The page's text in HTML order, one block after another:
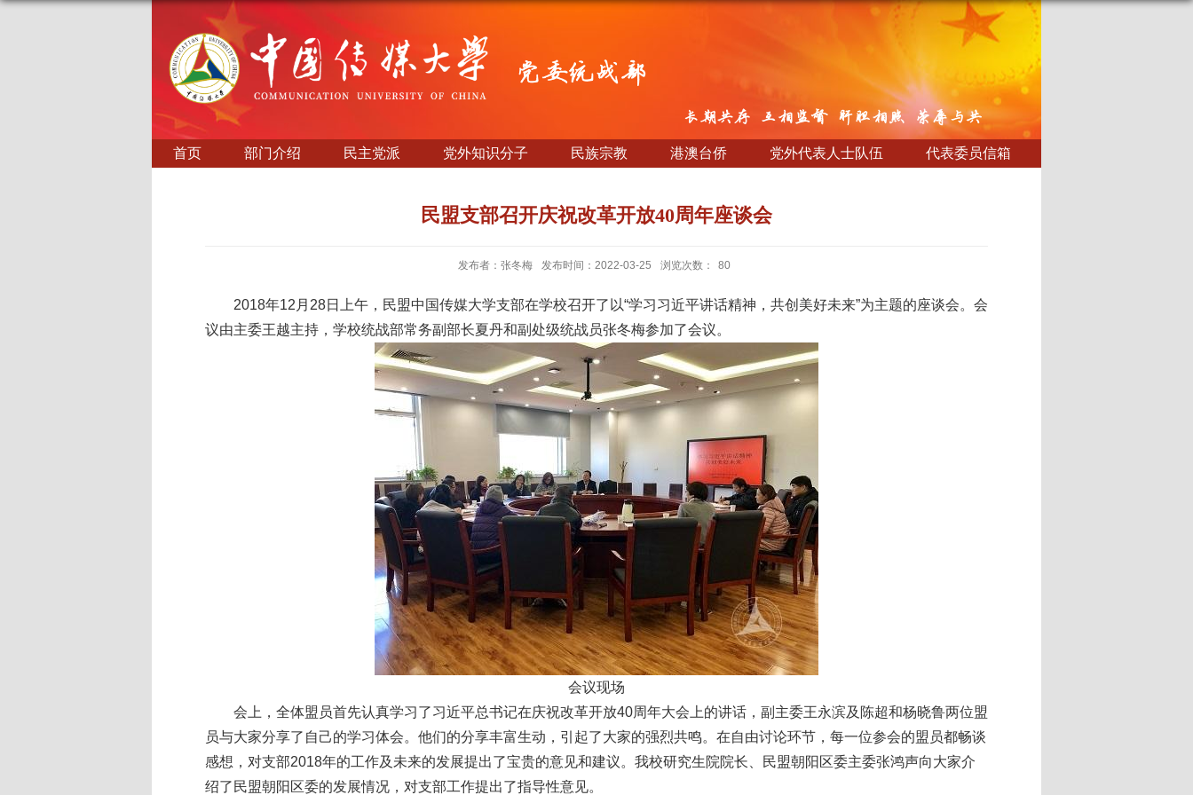
首页 部门介绍 民主党派 党外知识分子 民族宗教 港澳台侨 党外代表人士队伍 代表委员信箱
民盟支部召开庆祝改革开放40周年座谈会
发布者：张冬梅 发布时间：2022-03-25 浏览次数： 80
2018年12月28日上午，民盟中国传媒大学支部在学校召开了以“学习习近平讲话精神，共创美好未来”为主题的座谈会。会
议由主委王越主持，学校统战部常务副部长夏丹和副处级统战员张冬梅参加了会议。
会议现场
会上，全体盟员首先认真学习了习近平总书记在庆祝改革开放40周年大会上的讲话，副主委王永滨及陈超和杨晓鲁两位盟
员与大家分享了自己的学习体会。他们的分享丰富生动，引起了大家的强烈共鸣。在自由讨论环节，每一位参会的盟员都畅谈
感想，对支部2018年的工作及未来的发展提出了宝贵的意见和建议。我校研究生院院长、民盟朝阳区委主委张鸿声向大家介
绍了民盟朝阳区委的发展情况，对支部工作提出了指导性意见。